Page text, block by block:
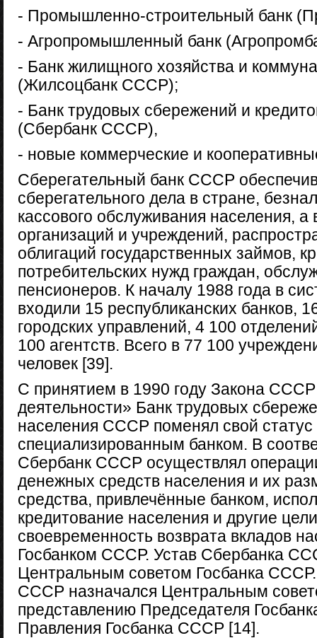
- Промышленно-строительный банк
- Агропромышленный банк
- Банк жилищного хозяйства и
(Жилсоцбанк СССР);
- Банк трудовых сбережений и
(Сбербанк СССР),
- новые коммерческие и
Сберегательный банк СССР
сберегательного дела в стране,
кассового обслуживания населения,
организаций и учреждений,
облигаций государственных займов,
потребительских нужд граждан,
пенсионеров. К началу 1988 года в
входили 15 республиканских банков,
городских управлений, 4 100
100 агентств. Всего в 77 100
человек [39].
С принятием в 1990 году Закона
деятельности» Банк трудовых
населения СССР поменял свой
специализированным банком. В
Сбербанк СССР осуществлял
денежных средств населения и их
средства, привлечённые банком,
кредитование населения и другие
своевременность возврата вкладов
Госбанком СССР. Устав Сбербанка
Центральным советом Госбанка
СССР назначался Центральным
представлению Председателя
Правления Госбанка СССР [14].